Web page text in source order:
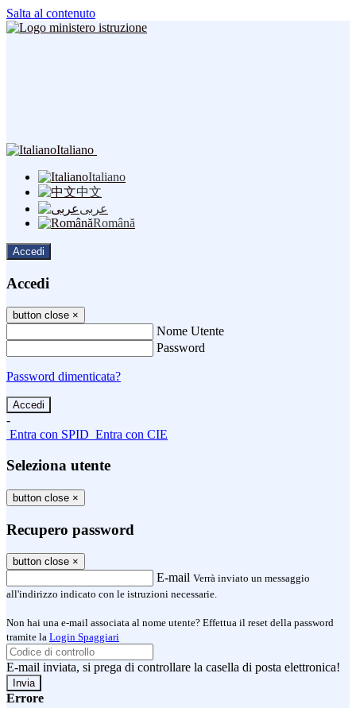
Salta al contenuto
Italiano
Italiano
中文
عربى
Română
Accedi
Accedi
button close ×
Nome Utente
Password
Password dimenticata?
-
Entra con SPID Entra con CIE
Seleziona utente
button close ×
Recupero password
button close ×
E-mail Verrà inviato un messaggio
all'indirizzo indicato con le istruzioni necessarie.
Non hai una e-mail associata al nome utente? Effettua il reset della password
tramite la Login Spaggiari
E-mail inviata, si prega di controllare la casella di posta elettronica!
Errore